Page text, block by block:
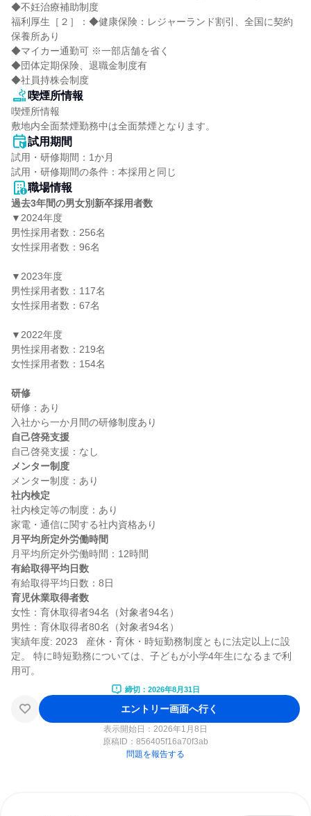
◆不妊治療補助制度
福利厚生［２］：◆健康保険：レジャーランド割引、全国に契約
保養所あり
◆マイカー通勤可 ※一部店舗を省く
◆団体定期保険、退職金制度有
◆社員持株会制度
喫煙所情報
喫煙所情報
敷地内全面禁煙勤務中は全面禁煙となります。
試用期間
試用・研修期間：1か月
職場情報
過去3年間の男女別新卒採用者数
▼2024年度
男性採用者数：256名
女性採用者数：96名
▼2023年度
男性採用者数：117名
女性採用者数：67名
▼2022年度
男性採用者数：219名
女性採用者数：154名
研修
研修：あり
自己啓発支援
メンター制度
社内検定
社内検定等の制度：あり
月平均所定外労働時間
有給取得平均日数
育児休業取得者数
女性：育休取得者94名（対象者94名）
男性：育休取得者80名（対象者94名）
実績年度: 2023   産休・育休・時短勤務制度ともに法定以上に設
定。 特に時短勤務については、子どもが小学4年生になるまで利
締切：2026年8月31日
エントリー画面へ行く
表示開始日：2026年1月8日
原稿ID： 856405f16a70f3ab
問題を報告する